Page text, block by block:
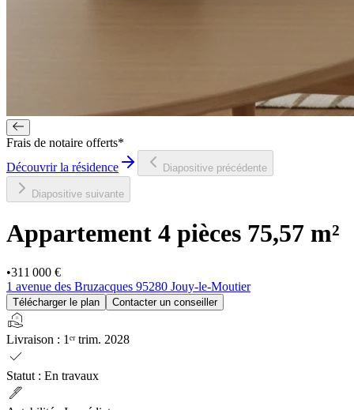
Frais de notaire offerts*
Découvrir la résidence
Diapositive précédente
Diapositive suivante
Appartement 4 pièces 75,57 m²
•311 000 €
1 avenue des Bruzacques 95280 Jouy-le-Moutier
Télécharger le plan Contacter un conseiller
real_estate_agent
Livraison : 1ᵉʳ trim. 2028
check
Statut : En travaux
ink_pen